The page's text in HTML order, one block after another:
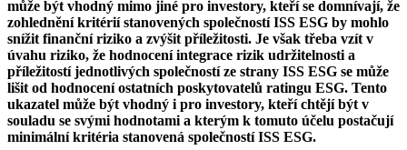
může být vhodný mimo jiné pro investory, kteří se domnívají, že
zohlednění kritérií stanovených společností ISS ESG by mohlo
snížit finanční riziko a zvýšit příležitosti. Je však třeba vzít v
úvahu riziko, že hodnocení integrace rizik udržitelnosti a
příležitostí jednotlivých společností ze strany ISS ESG se může
lišit od hodnocení ostatních poskytovatelů ratingu ESG. Tento
ukazatel může být vhodný i pro investory, kteří chtějí být v
souladu se svými hodnotami a kterým k tomuto účelu postačují
minimální kritéria stanovená společností ISS ESG.